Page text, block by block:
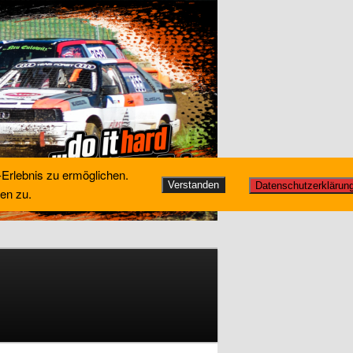
zu ermöglichen.
zu.
Verstanden